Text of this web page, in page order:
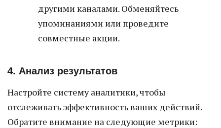
другими каналами. Обменяйтесь
упоминаниями или проведите
совместные акции.
4. Анализ результатов
Настройте систему аналитики, чтобы
отслеживать эффективность ваших действий.
Обратите внимание на следующие метрики: